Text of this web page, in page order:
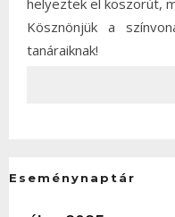
Kösznönjük a
tanáraiknak!
Eseménynaptár